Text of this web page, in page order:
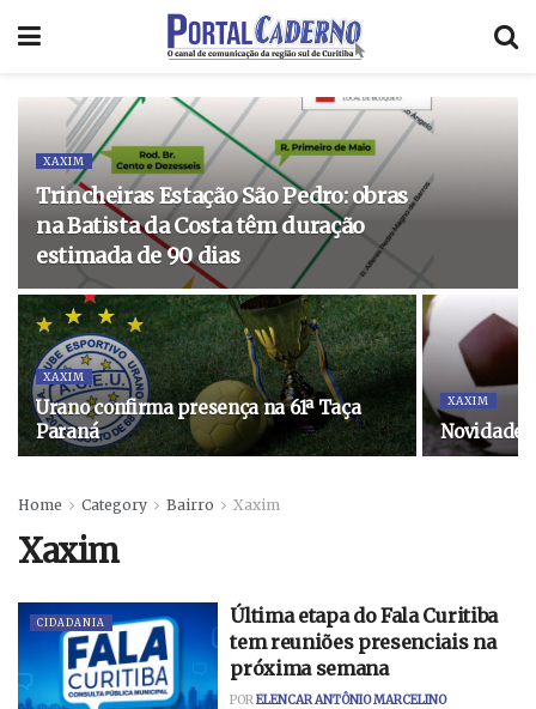
XAXIM
Trincheiras Estação São Pedro: obras
na Batista da Costa têm duração
estimada de 90 dias
XAXIM
Urano confirma presença na 61ª Taça
Paraná
XAXIM
Home Category Bairro Xaxim
Xaxim
CIDADANIA
Última etapa do Fala Curitiba
tem reuniões presenciais na
próxima semana
PORELENCAR ANTÔNIO MARCELINO